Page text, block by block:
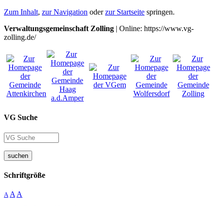
Zum Inhalt, zur Navigation oderzur Startseite springen.
Verwaltungsgemeinschaft Zolling | Online: https://www.vg-
zolling.de/
VG Suche
suchen
Schriftgröße
A A A